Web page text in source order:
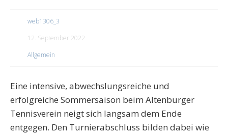
web1306_3
12. September 2022
Allgemein
Eine intensive, abwechslungsreiche und
erfolgreiche Sommersaison beim Altenburger
Tennisverein neigt sich langsam dem Ende
entgegen. Den Turnierabschluss bilden dabei wie